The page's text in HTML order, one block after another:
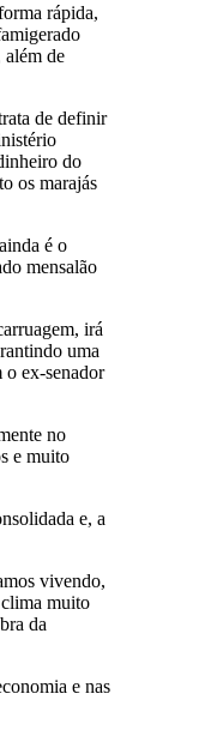
rápida,
além de
de definir
do
os marajás
é o
mensalão
irá
uma
o ex-senador
no
e muito
e, a
vivendo,
muito
da
e nas